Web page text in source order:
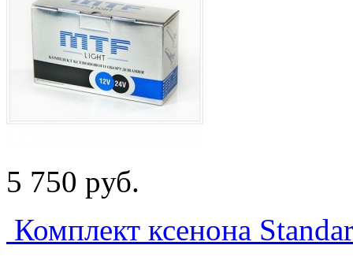
5 750 pуб.
Комплект ксенона